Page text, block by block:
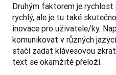
Druhým faktorem je rychlost
rychlý, ale je tu také
inovace pro uživatele/ky.
komunikovat v různých
stačí zadat klávesovou
text se okamžitě přeloží.